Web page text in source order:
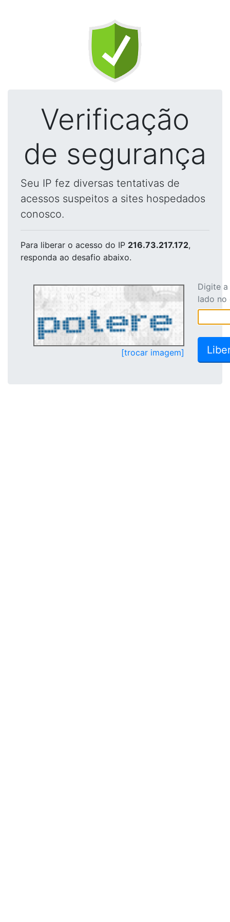
Verificação
de segurança
Seu IP fez diversas tentativas de
acessos suspeitos a sites hospedados
conosco.
Para liberar o acesso do IP 216.73.217.172,
responda ao desafio abaixo.
[trocar imagem]
Digite
lado no